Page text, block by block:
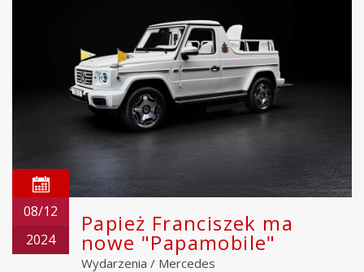
08/12
2024
Papież Franciszek ma
nowe "Papamobile"
Wydarzenia / Mercedes